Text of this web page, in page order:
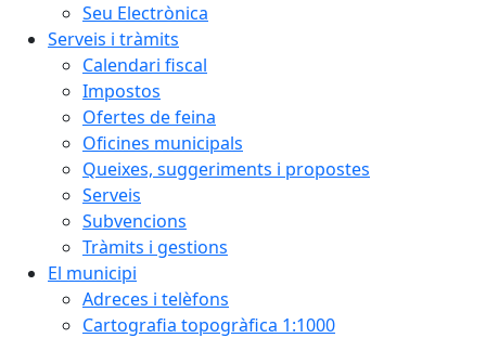
Seu Electrònica
Serveis i tràmits
Calendari fiscal
Impostos
Ofertes de feina
Oficines municipals
Queixes, suggeriments i propostes
Serveis
Subvencions
Tràmits i gestions
El municipi
Adreces i telèfons
Cartografia topogràfica 1:1000